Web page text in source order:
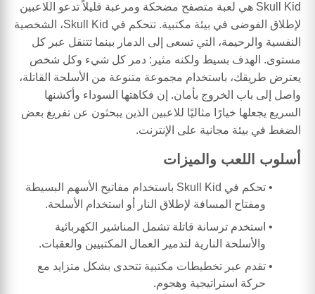
Skull Kid هي لعبة متصفح مضحكة ومرعبة قليلاً تدعو اللاعبين
لإطلاق الفوضى في بيئة مكتبية. تتحكم في Skull Kid، الشخصية
النفسية والرحيمة، التي تسعى إلى الدمار بينما تتنقل عبر كل
مستوى. الهدف بسيط ولكنه مثير: دمر كل شيء وكل شخص
يعترض طريقك، باستخدام مجموعة متنوعة من الأسلحة القاتلة،
واصل إلى باب الخروج بأمان. إن فكاهتها السوداء وأكشنها
السريع يجعلها خيارًا مثاليًا للاعبين الذين يبحثون عن تفريغ بعض
الضغط في بيئة مجانية على الإنترنت.
أسلوب اللعب والميزات
تحكم في Skull Kid باستخدام مفاتيح الأسهم البسيطة
ومفتاح المسافة لإطلاق النار أو استخدام الأسلحة.
استخدم ترسانة قاتلة تشمل المناشير الكهربائية
والأسلحة النارية لتدمير العمال المكتبيين والعقبات.
تقدم عبر تخطيطات مكتبية تتحدى بشكل متزايد مع
حركة استراتيجية وهجوم.